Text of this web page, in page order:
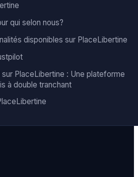
qui selon nous?
disponibles sur PlaceLibertine
PlaceLibertine : Une plateforme
à double tranchant